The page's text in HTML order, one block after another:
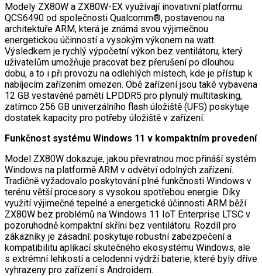
Modely ZX80W a ZX80W-EX využívají inovativní platformu
QCS6490 od společnosti Qualcomm®, postavenou na
architektuře ARM, která je známá svou výjimečnou
energetickou účinností a vysokým výkonem na watt.
Výsledkem je rychlý výpočetní výkon bez ventilátoru, který
uživatelům umožňuje pracovat bez přerušení po dlouhou
dobu, a to i při provozu na odlehlých místech, kde je přístup k
nabíjecím zařízením omezen. Obě zařízení jsou také vybavena
12 GB vestavěné paměti LPDDR5 pro plynulý multitasking,
zatímco 256 GB univerzálního flash úložiště (UFS) poskytuje
dostatek kapacity pro potřeby úložiště v zařízení.
Funkčnost systému Windows 11 v kompaktním provedení
Model ZX80W dokazuje, jakou převratnou moc přináší systém
Windows na platformě ARM v odvětví odolných zařízení.
Tradičně vyžadovalo poskytování plné funkčnosti Windows v
terénu větší procesory s vysokou spotřebou energie. Díky
využití výjimečné tepelné a energetické účinnosti ARM běží
ZX80W bez problémů na Windows 11 IoT Enterprise LTSC v
pozoruhodně kompaktní skříni bez ventilátoru. Rozdíl pro
zákazníky je zásadní: poskytuje robustní zabezpečení a
kompatibilitu aplikací skutečného ekosystému Windows, ale
s extrémní lehkostí a celodenní výdrží baterie, které byly dříve
vyhrazeny pro zařízení s Androidem.